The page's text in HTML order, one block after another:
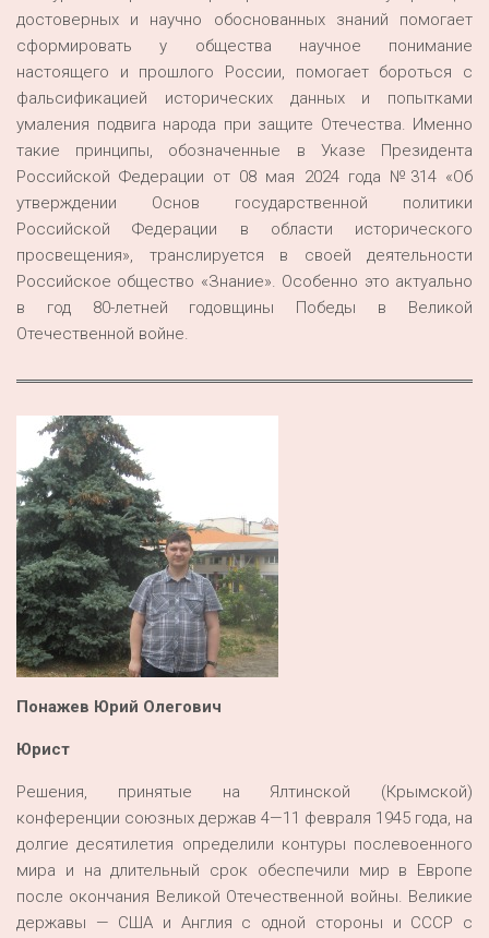
достоверных и научно обоснованных знаний помогает
сформировать у общества научное понимание
настоящего и прошлого России, помогает бороться с
фальсификацией исторических данных и попытками
умаления подвига народа при защите Отечества. Именно
такие принципы, обозначенные в Указе Президента
Российской Федерации от 08 мая 2024 года №314 «Об
утверждении Основ государственной политики
Российской Федерации в области исторического
просвещения», транслируется в своей деятельности
Российское общество «Знание». Особенно это актуально
в год 80-летней годовщины Победы в Великой
Отечественной войне.
Понажев Юрий Олегович
Юрист
Решения, принятые на Ялтинской (Крымской)
конференции союзных держав 4—11 февраля 1945 года, на
долгие десятилетия определили контуры послевоенного
мира и на длительный срок обеспечили мир в Европе
после окончания Великой Отечественной войны. Великие
державы — США и Англия с одной стороны и СССР с